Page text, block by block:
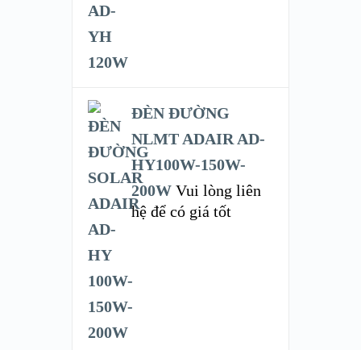
ĐÈN ĐƯỜNG
NLMT ADAIR AD-
HY100W-150W-
200W Vui lòng liên
hệ để có giá tốt